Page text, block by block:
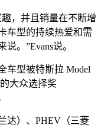
，并且销量在不断增
车型的持续热爱和需
。”Evans说。
车型被特斯拉 Model
大众选择奖
达）、PHEV（三菱